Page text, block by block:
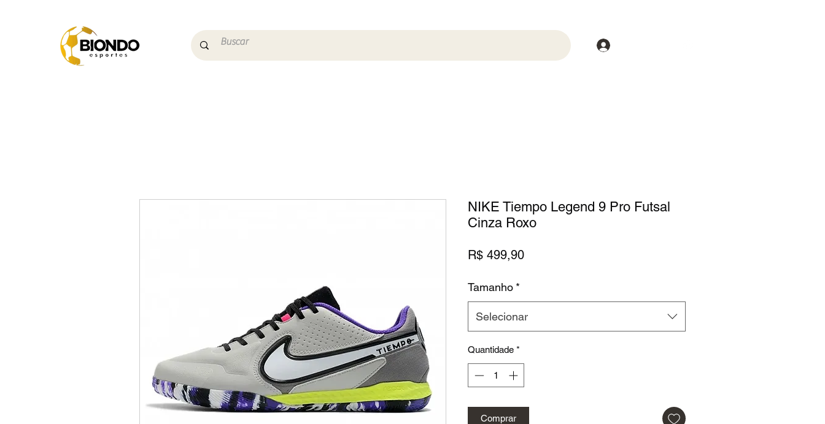
NIKE Tiempo Legend 9 Pro Futsal
Cinza Roxo
R$ 499,90Preço
Tamanho *
Selecionar
Quantidade *
Comprar